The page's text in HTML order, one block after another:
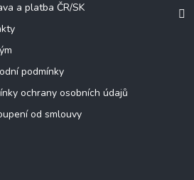
a platba ČR/SK
podmínky
ochrany osobních údajů
od smlouvy